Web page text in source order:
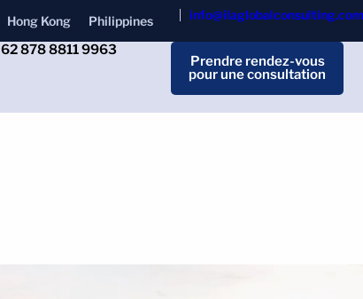
Hong Kong Philippines info@ilaglobalconsulting.com
878 8811 9963
Prendre rendez-vous
pour une consultation